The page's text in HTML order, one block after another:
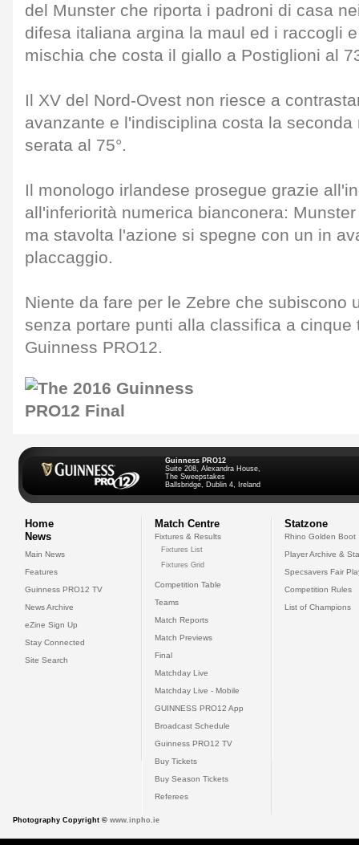
del Munster che riporta i padroni di casa
difesa italiana argina la maul ed i raccogli
mischia che costa il giallo a Postiglioni al
Il XV del Nord-Ovest non riesce a
avanzante e l'indisciplina costa la
serata al 75°.
Il monologo irlandese prosegue grazie
all'inferiorità numerica bianconera:
ma stavolta l'azione si spegne con un in
placcaggio.
Niente da fare per le Zebre che subiscono
senza portare punti alla classifica a cinque
Guinness PRO12.
Guinness PRO12
Suite 208, Alexandra House,
The Sweepstakes
Ballsbridge, Dublin 4, Ireland
Home
News
Main News
Features
Guinness PRO12 TV
News Archive
eZine Sign Up
Stay Connected
Site Search
Match Centre
Fixtures & Results
Fixtures List
Fixtures Grid
Competition Table
Teams
Match Reports
Match Previews
Final
Matchday Live
Matchday Live - Mobile
GUINNESS PRO12 App
Broadcast Schedule
Guinness PRO12 TV
Buy Tickets
Buy Season Tickets
Referees
Statzone
Rhino Golden Boot
Player Archive &
Specsavers Fair
Competition Rules
List of Champions
Photography Copyright © www.inpho.ie